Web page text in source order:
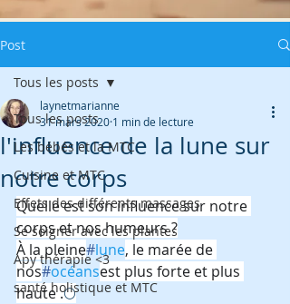
Post
Tous les posts
Les bébés et la MTC
Cuisine et MTC
Effets des différents massages
Se soigner avec les plantes
Apy thérapie <3
santé holistique et MTC
Tous les posts
l'influence de la lune sur
notre corps
laynetmarianne
31 mars 2020 1 min de lecture
Quelle est son influence sur notre
corps et nos humeurs ?
À la pleine#lune, le marée de
nos#océansest plus forte et plus
haute .🌕